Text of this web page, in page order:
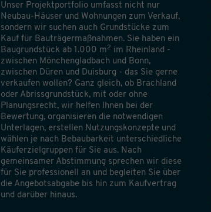
Unser Projektportfolio umfasst nicht nur
Neubau-Häuser und Wohnungen zum Verkauf,
sondern wir suchen auch Grundstücke zum
Kauf für Bauträgermaßnahmen. Sie haben ein
Baugrundstück ab 1.000 m2 im Rheinland -
zwischen Mönchengladbach und Bonn,
zwischen Düren und Duisburg - das Sie gerne
verkaufen wollen? Ganz gleich, ob Brachland
oder Abrissgrundstück, mit oder ohne
Planungsrecht, wir helfen Ihnen bei der
Bewertung, organisieren die notwendigen
Unterlagen, erstellen Nutzungskonzepte und
wählen je nach Bebaubarkeit unterschiedliche
Käuferzielgruppen für Sie aus. Nach
gemeinsamer Abstimmung sprechen wir diese
für Sie professionell an und begleiten Sie über
die Angebotsabgabe bis hin zum Kaufvertrag
und darüber hinaus.